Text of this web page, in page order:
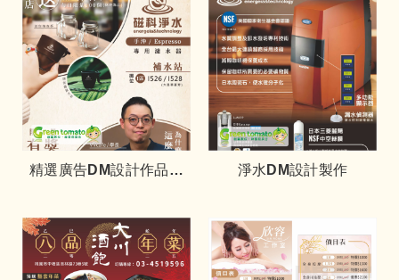
精選廣告DM設計作品展
淨水DM設計製作